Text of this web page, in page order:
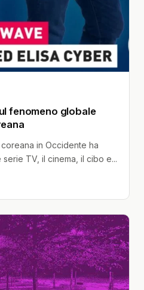
fenomeno globale
in Occidente ha
TV, il cinema, il cibo e...